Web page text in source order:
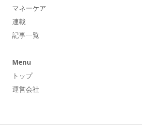
マネーケア
連載
記事一覧
Menu
トップ
運営会社